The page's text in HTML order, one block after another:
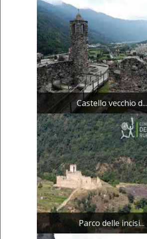
Castello vecchio d...
Parco delle incisi...